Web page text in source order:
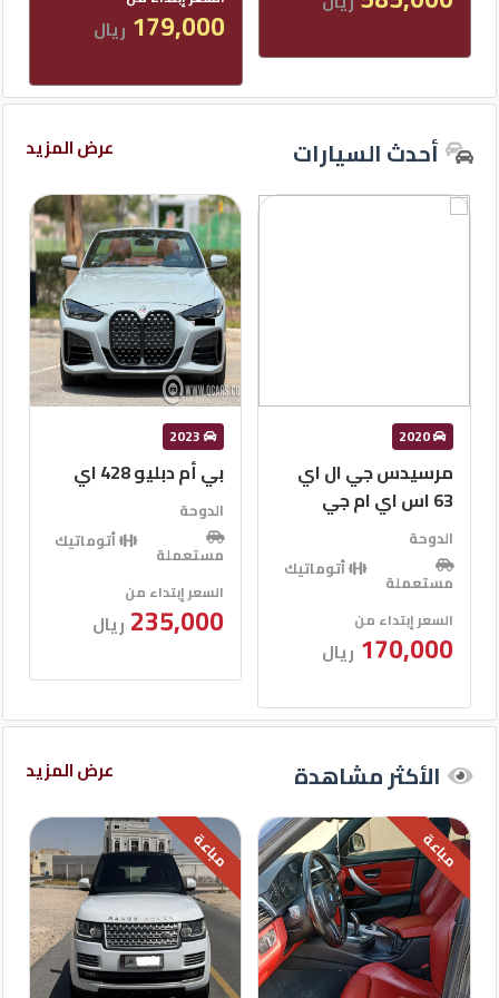
كيو
الدليل
القطري
179,000
أحدث السيارات عرض المزيد
2023
بي أم دبليو 428 اي
الدوحة
مستعملة
السعر إبتداء من
235,000
2014
لكزس ال اكس 570
الدوحة
مستعملة
أتوماتيك
السعر إبتداء من
95,000ريال
الأكثر مشاهدة عرض المزيد
مباعة مباعة